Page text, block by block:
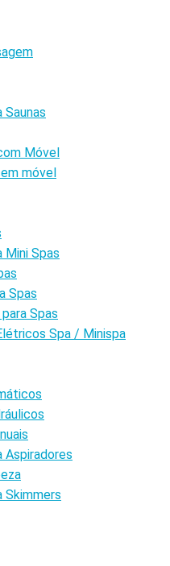
Saunas
Móvel
móvel
Mini Spas
Spas
Spas
Spa / Minispa
Aspiradores
Skimmers